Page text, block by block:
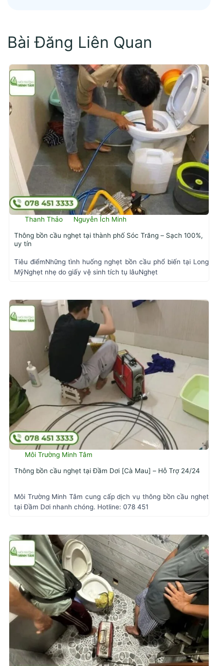
Bài Đăng Liên Quan
Thanh Thảo Nguyễn Ích Minh
Thông bồn cầu nghẹt tại thành phố Sóc Trăng – Sạch 100%,
uy tín
Tiêu điểmNhững tình huống nghẹt bồn cầu phổ biến tại Long
MỹNghẹt nhẹ do giấy vệ sinh tích tụ lâuNghẹt
Môi Trường Minh Tâm
Thông bồn cầu nghẹt tại Đầm Dơi [Cà Mau] – Hỗ Trợ 24/24
Môi Trường Minh Tâm cung cấp dịch vụ thông bồn cầu nghẹt
tại Đầm Dơi nhanh chóng. Hotline: 078 451